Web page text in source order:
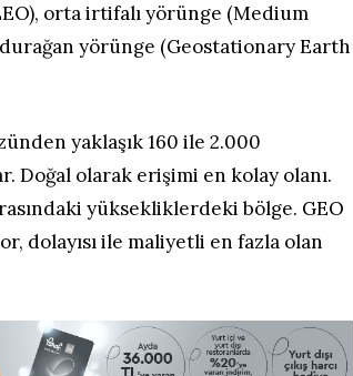
orta irtifalı yörünge (Medium
yörünge (Geostationary Earth
yaklaşık 160 ile 2.000
Doğal olarak erişimi en kolay olanı.
yüksekliklerdeki bölge. GEO
dolayısı ile maliyetli en fazla olan